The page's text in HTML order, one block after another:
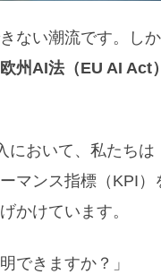
ない潮流です。し
欧州AI法（EU AI Act）
において、私たちは
マンス指標（KPI）
かけています。
できますか？」